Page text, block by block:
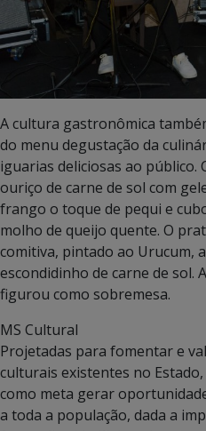
A cultura gastronômica
do menu degustação da
iguarias deliciosas ao público.
ouriço de carne de sol com
frango o toque de pequi e
molho de queijo quente. O
comitiva, pintado ao Urucum,
escondidinho de carne de sol.
figurou como sobremesa.
MS Cultural
Projetadas para fomentar e
culturais existentes no
como meta gerar
a toda a população, dada a